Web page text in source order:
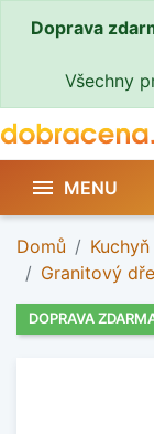
Doprava
Všechny
 MENU
Domů Kuchyň
Granitový
DOPRAVA